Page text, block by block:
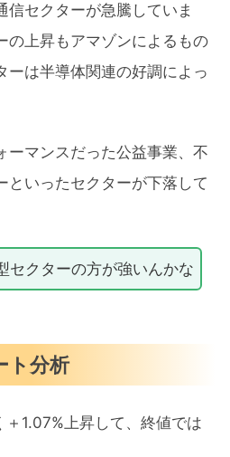
信セクターが急騰していま
の上昇もアマゾンによるもの
ーは半導体関連の好調によっ
ーマンスだった公益事業、不
といったセクターが下落して
セクターの方が強いんかな
ト分析
1.07%上昇して、終値では